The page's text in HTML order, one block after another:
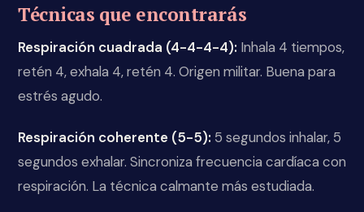
Técnicas que encontrarás
Respiración cuadrada (4-4-4-4): Inhala 4 tiempos,
retén 4, exhala 4, retén 4. Origen militar. Buena para
estrés agudo.
Respiración coherente (5-5): 5 segundos inhalar, 5
segundos exhalar. Sincroniza frecuencia cardíaca con
respiración. La técnica calmante más estudiada.